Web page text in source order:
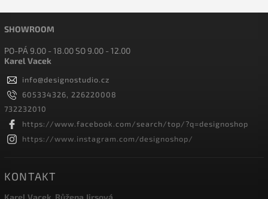
SHOWROOM
PO-PÁ 9.00 - 18.00 SO 9.00 - 12.00
Karel Vacek
info@designostudio.cz
605334326, 226220008
732232010
https://www.facebook.com/search/top/?q=designoshop
https://www.instagram.com/designoshop/
KONTAKT
Karel Vacek, Růžena Jirsová